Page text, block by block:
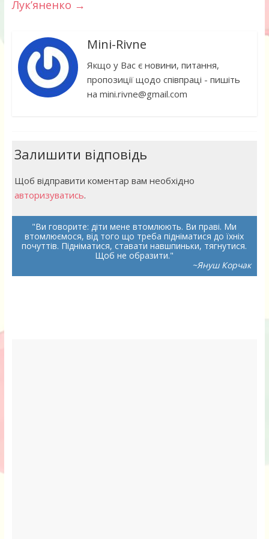
Лук’яненко →
Mini-Rivne
Якщо у Вас є новини, питання,
пропозиції щодо співпраці - пишіть
на mini.rivne@gmail.com
Залишити відповідь
Щоб відправити коментар вам необхідно
авторизуватись.
Ви говорите: діти мене втомлюють. Ви праві. Ми
втомлюємося, від того що треба підніматися до їхніх
почуттів. Підніматися, ставати навшпиньки, тягнутися.
Щоб не образити.
~Януш Корчак